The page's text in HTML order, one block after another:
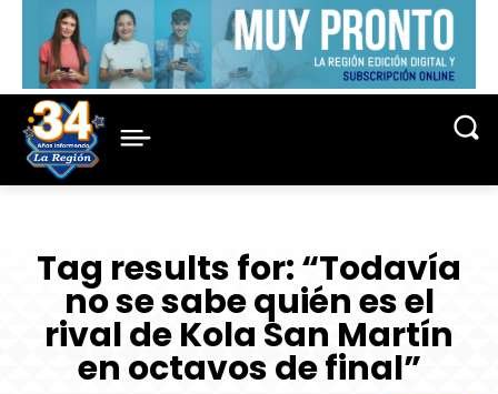
Tag results for:“Todavía
no se sabe quién es el
rival de Kola San Martín
en octavos de final”